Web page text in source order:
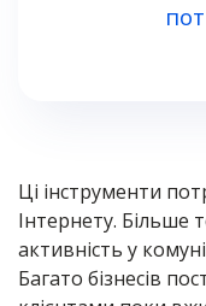
Ці інструменти
Інтернету. Більше
активність у
Багато бізнесів